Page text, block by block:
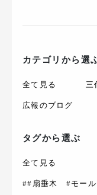
カテゴリから選
全て見る 三
広報のブログ
タグから選ぶ
全て見る
##扇垂木 #モー